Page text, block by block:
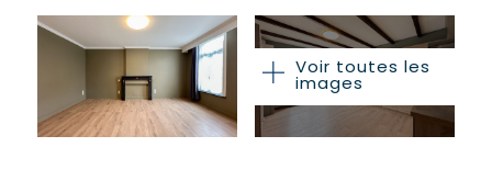
Voir toutes les
images